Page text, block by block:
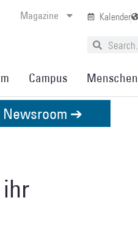
Magazine Kalender
Campus Menschen
Newsroom ➔